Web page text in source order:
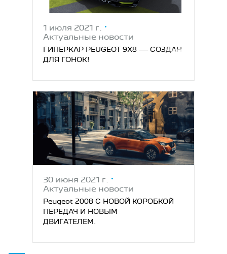
1 июля 2021 г.
Актуальные новости
ГИПЕРКАР PEUGEOT 9X8 — СОЗДАН
ДЛЯ ГОНОК!
30 июня 2021 г.
Актуальные новости
Peugeot 2008 С НОВОЙ КОРОБКОЙ
ПЕРЕДАЧ И НОВЫМ
ДВИГАТЕЛЕМ.